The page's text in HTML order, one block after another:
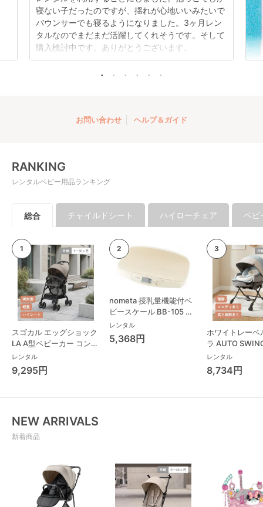
折りたたみ チャイル
ドシート ISOFIX チャ
イルドシート プッパ
プポ(PUPPAPUPO)
円 〜
寝ない子だったのですが、揺れが心地いいみたいで
バウンサーでも寝るようになりました。3ヶ月レン
タルなのでまだまだ活躍してくれそうです。そして
購入検討中です。ありがとうございます。
お問い合わせ ヘルプ＆ガイド
RANKING
レンタルベビー用品ランキング
総合 チャイルドシート ハイローチェア ベビ
スゴカル エッグショック
LA A型ベビーカー コンビ
(Combi)
レンタル
9,295円
nometa 授乳量機能付ベ
ビースケール BB-105 タ
ニタ(TANITA) ベビースケ
ール・体重計
レンタル
5,368円
ホワイトレーベ
ラ AUTO
Long スリープ
コンビ(Combi)
チェア・ベビー
レンタル
8,734円
NEW ARRIVALS
新着商品